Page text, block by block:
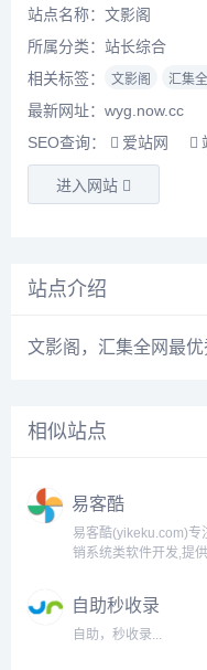
站点名称：文影阁
所属分类： 站长综合
相关标签：
文影阁 汇集
最新网址：wyg.now.cc
SEO查询：
爱站网
进入网站
站点介绍
文影阁，汇集全网最优
相似站点
易客酷
易客酷(yikeku.com)专
销系统类软件开发,提
件、小程序分销商城、
分销系统、微商城系统
信分销系统等系统软件
自助秒收录
自助，秒收录...